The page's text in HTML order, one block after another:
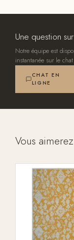
Une question
Notre équipe est
instantanée sur le
CHAT EN
LIGNE
Vous